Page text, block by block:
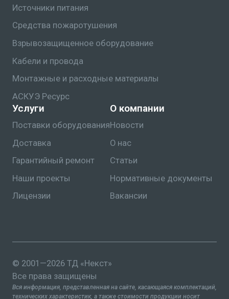
Источники питания
Средства пожаротушения
Взрывозащищенное оборудование
Кабели и провода
Монтажные и расходные материалы
АСКУЭ Ресурс
Услуги
Поставки оборудования
Доставка
Гарантийный ремонт
Наши проекты
Лицензии
О компании
Новости
О нас
Статьи
Нормативные документы
Вакансии
© 2001—2026 ТД «Некст»
Все права защищены
Вся информация, представленная на сайте, касающаяся комплектаций,
технических характеристик, а также стоимости продукции носит